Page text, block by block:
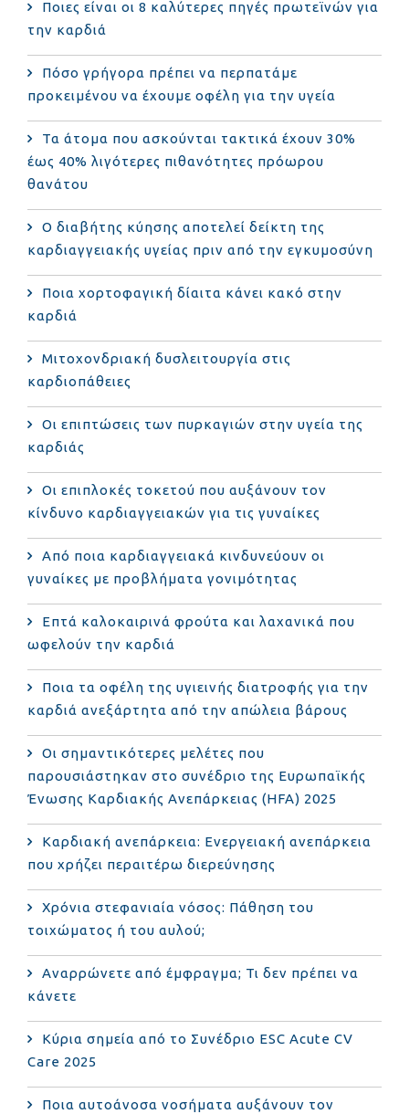
Ποιες είναι οι 8 καλύτερες πηγές πρωτεϊνών για
την καρδιά
Πόσο γρήγορα πρέπει να περπατάμε
προκειμένου να έχουμε οφέλη για την υγεία
Τα άτομα που ασκούνται τακτικά έχουν 30%
έως 40% λιγότερες πιθανότητες πρόωρου
θανάτου
Ο διαβήτης κύησης αποτελεί δείκτη της
καρδιαγγειακής υγείας πριν από την εγκυμοσύνη
Ποια χορτοφαγική δίαιτα κάνει κακό στην
καρδιά
Μιτοχονδριακή δυσλειτουργία στις
καρδιοπάθειες
Οι επιπτώσεις των πυρκαγιών στην υγεία της
καρδιάς
Οι επιπλοκές τοκετού που αυξάνουν τον
κίνδυνο καρδιαγγειακών για τις γυναίκες
Από ποια καρδιαγγειακά κινδυνεύουν οι
γυναίκες με προβλήματα γονιμότητας
Επτά καλοκαιρινά φρούτα και λαχανικά που
ωφελούν την καρδιά
Ποια τα οφέλη της υγιεινής διατροφής για την
καρδιά ανεξάρτητα από την απώλεια βάρους
Οι σημαντικότερες μελέτες που
παρουσιάστηκαν στο συνέδριο της Ευρωπαϊκής
Ένωσης Καρδιακής Ανεπάρκειας (HFA) 2025
Καρδιακή ανεπάρκεια: Ενεργειακή ανεπάρκεια
που χρήζει περαιτέρω διερεύνησης
Χρόνια στεφανιαία νόσος: Πάθηση του
τοιχώματος ή του αυλού;
Αναρρώνετε από έμφραγμα; Τι δεν πρέπει να
κάνετε
Κύρια σημεία από το Συνέδριο ESC Acute CV
Care 2025
Ποια αυτοάνοσα νοσήματα αυξάνουν τον